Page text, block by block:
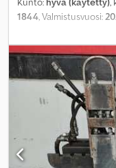
1844, Valmistusvuosi: